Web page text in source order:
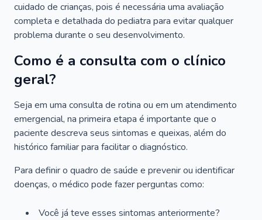
cuidado de crianças, pois é necessária uma avaliação
completa e detalhada do pediatra para evitar qualquer
problema durante o seu desenvolvimento.
Como é a consulta com o clínico
geral?
Seja em uma consulta de rotina ou em um atendimento
emergencial, na primeira etapa é importante que o
paciente descreva seus sintomas e queixas, além do
histórico familiar para facilitar o diagnóstico.
Para definir o quadro de saúde e prevenir ou identificar
doenças, o médico pode fazer perguntas como:
Você já teve esses sintomas anteriormente?